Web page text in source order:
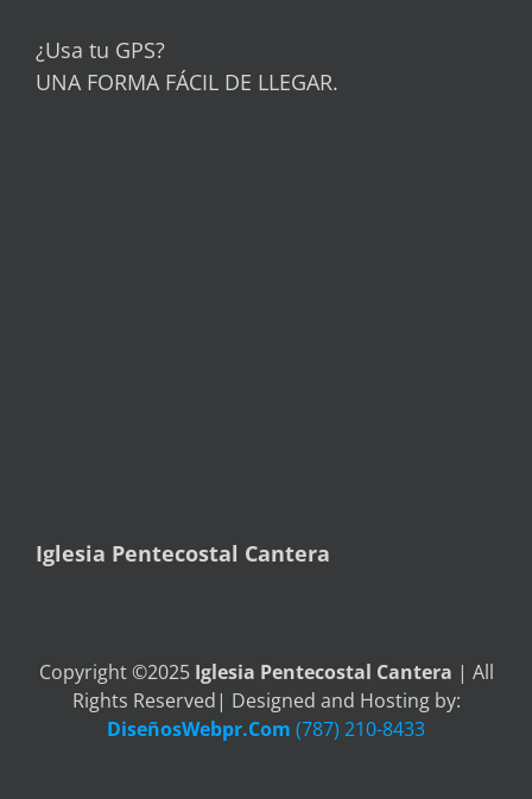
¿Usa tu GPS?
UNA FORMA FÁCIL DE LLEGAR.
Iglesia Pentecostal Cantera
Copyright ©2025 Iglesia Pentecostal Cantera | All
Rights Reserved| Designed and Hosting by:
DiseñosWebpr.Com (787) 210-8433